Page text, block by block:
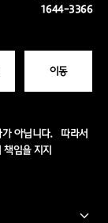
이동
1644-3366
가 아닙니다. 따라서
임을 지지